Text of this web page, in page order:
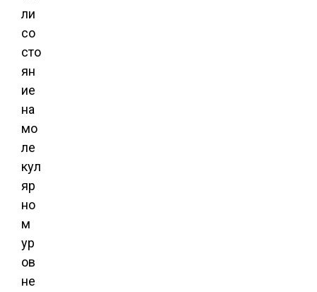
ли
со
сто
ян
ие
на
мо
ле
кул
яр
но
м
ур
ов
не